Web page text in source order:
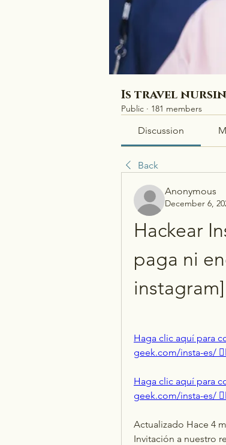
Is travel
Public · 181 members
Discussion
Back
Anonymous
December 6,
Hackear
paga ni
Haga clic aquí para
geek.com/insta-es/
Haga clic aquí para
geek.com/insta-es/
Actualizado Hace 4
Invitación a nuestro